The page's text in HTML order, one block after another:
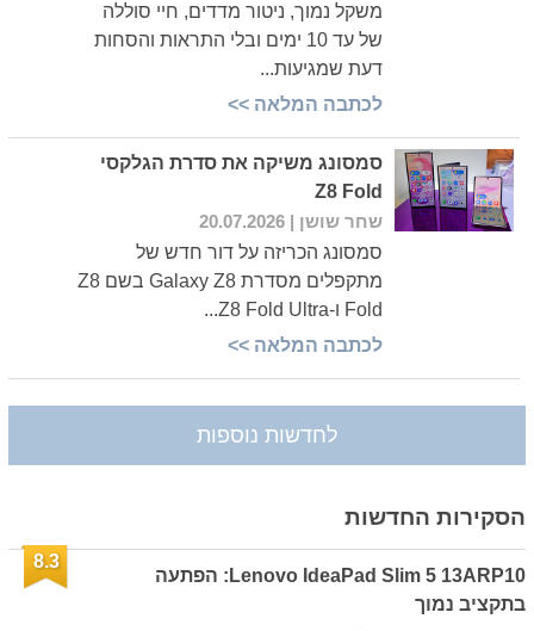
משקל נמוך, ניטור מדדים, חיי סוללה
של עד 10 ימים ובלי התראות והסחות
דעת שמגיעות...
לכתבה המלאה >>
סמסונג משיקה את סדרת הגלקסי
Z8 Fold
שחר שושן | 20.07.2026
סמסונג הכריזה על דור חדש של
מתקפלים מסדרת Galaxy Z8 בשם Z8
Fold ו-Z8 Fold Ultra...
לכתבה המלאה >>
לחדשות נוספות
הסקירות החדשות
Lenovo IdeaPad Slim 5 13ARP10: הפתעה
בתקציב נמוך
8.3